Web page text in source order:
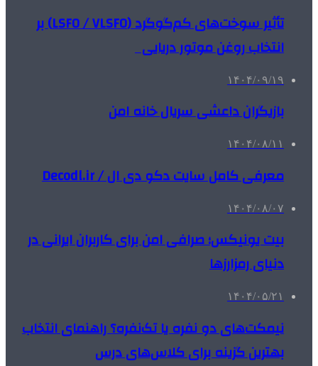
تأثیر سوخت‌های کم‌گوگرد (LSFO / VLSFO) بر
انتخاب روغن موتور دریایی
۱۴۰۴/۰۹/۱۹
بازیگران داعشی سریال خانه امن
۱۴۰۴/۰۸/۱۱
معرفی کامل سایت دکو دی ال / Decodl.ir
۱۴۰۴/۰۸/۰۷
بیت یونیکس؛ صرافی امن برای کاربران ایرانی در
دنیای رمزارزها
۱۴۰۴/۰۵/۲۱
نیمکت‌های دو نفره یا تک‌نفره؟ راهنمای انتخاب
بهترین گزینه برای کلاس‌های درس